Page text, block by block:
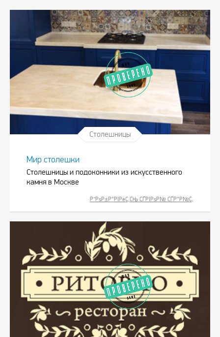
Столешницы
Мир столешки
Столешницы и подоконники из искусственного
камня в Москве
Р”РѕР±Р°РІРёС‚СЊ СЃРІРѕР№ СЃР°Р№С‚